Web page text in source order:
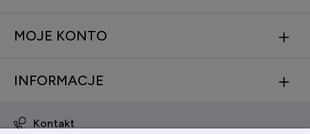
MOJE KONTO
INFORMACJE
Kontakt